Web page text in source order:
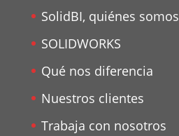
SolidBI, quiénes somos
SOLIDWORKS
Qué nos diferencia
Nuestros clientes
Trabaja con nosotros